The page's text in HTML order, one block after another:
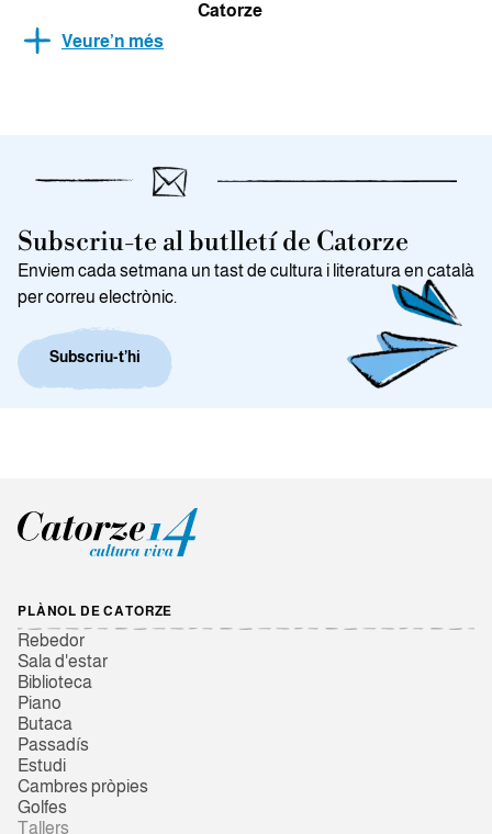
Catorze
Veure’n més
Subscriu-te al butlletí de Catorze
Enviem cada setmana un tast de cultura i literatura en català
per correu electrònic.
Subscriu-t’hi
PLÀNOL DE CATORZE
Rebedor
Sala d'estar
Biblioteca
Piano
Butaca
Passadís
Estudi
Cambres pròpies
Golfes
Tallers